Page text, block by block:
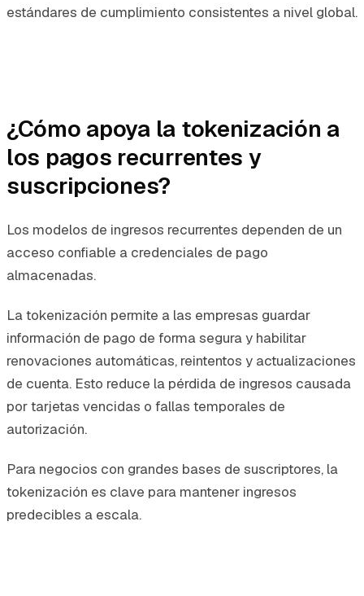
estándares de cumplimiento consistentes a nivel global.
¿Cómo apoya la tokenización a
los pagos recurrentes y
suscripciones?
Los modelos de ingresos recurrentes dependen de un
acceso confiable a credenciales de pago
almacenadas.
La tokenización permite a las empresas guardar
información de pago de forma segura y habilitar
renovaciones automáticas, reintentos y actualizaciones
de cuenta. Esto reduce la pérdida de ingresos causada
por tarjetas vencidas o fallas temporales de
autorización.
Para negocios con grandes bases de suscriptores, la
tokenización es clave para mantener ingresos
predecibles a escala.